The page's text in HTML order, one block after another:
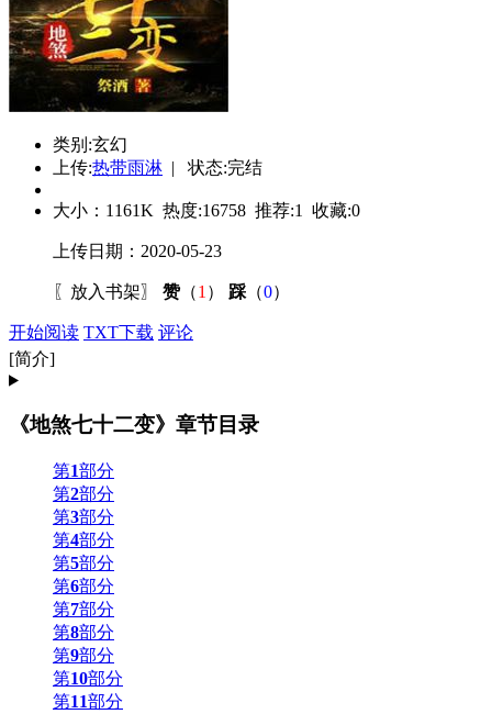
类别:玄幻
上传:热带雨淋 | 状态:完结
大小： 1161K 热度:16758 推荐:1 收藏:0
上传日期：2020-05-23
〖 放入书架〗 赞（1 ） 踩 （0）
开始阅读 TXT下载 评论
[简介]
《地煞七十二变》章节目录
第1部分
第2部分
第3部分
第4部分
第5部分
第6部分
第7部分
第8部分
第9部分
第10部分
第11部分